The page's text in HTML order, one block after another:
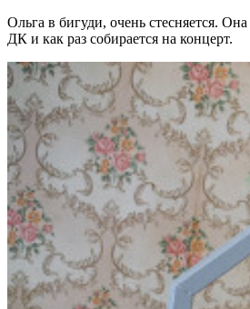
Ольга в бигуди, очень стесняется.
ДК и как раз собирается на концерт.